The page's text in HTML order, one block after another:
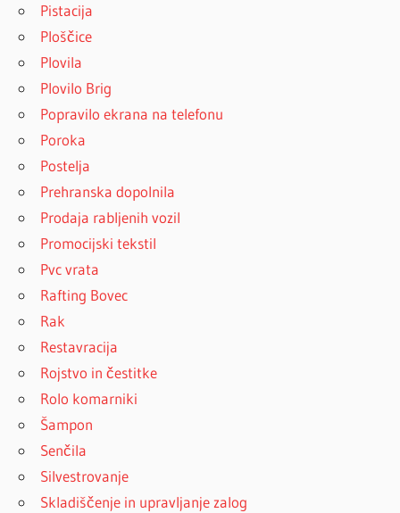
Pistacija
Ploščice
Plovila
Plovilo Brig
Popravilo ekrana na telefonu
Poroka
Postelja
Prehranska dopolnila
Prodaja rabljenih vozil
Promocijski tekstil
Pvc vrata
Rafting Bovec
Rak
Restavracija
Rojstvo in čestitke
Rolo komarniki
Šampon
Senčila
Silvestrovanje
Skladiščenje in upravljanje zalog